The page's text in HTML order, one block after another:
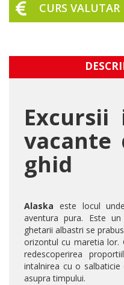
CURS VALUTAR
vacante
ghid
Alaska este locul
aventura pura. Este
ghetarii albastri se
orizontul cu maretia lor.
redescoperirea
intalnirea cu o
asupra timpului.